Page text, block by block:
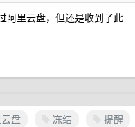
阿里云盘，但还是收到了此
盘 冻结 提醒